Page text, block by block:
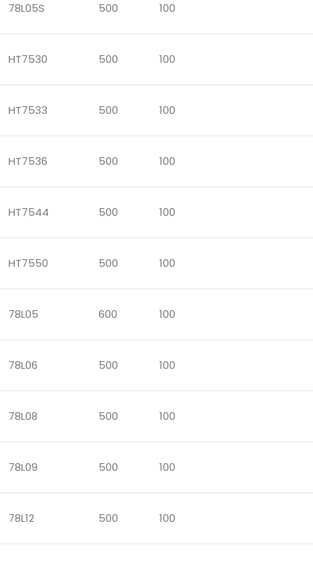
78L05S 500 100
HT7530 500 100
HT7533 500 100
HT7536 500 100
HT7544 500 100
HT7550 500 100
78L05 600 100
78L06 500 100
78L08 500 100
78L09 500 100
78L12 500 100